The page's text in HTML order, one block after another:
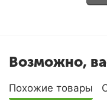
Возможно,
Похожие товары